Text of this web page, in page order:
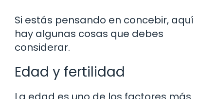
Si estás pensando en concebir, aquí
hay algunas cosas que debes
considerar.
Edad y fertilidad